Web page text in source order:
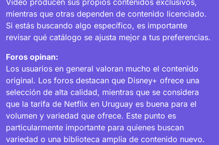
Video producen sus propios contenidos exclusivos,
mientras que otras dependen de contenido licenciado.
Si estás buscando algo específico, es importante
revisar qué catálogo se ajusta mejor a tus preferencias.
Foros opinan:
Los usuarios en general valoran mucho el contenido
original. Los foros destacan que Disney+ ofrece una
selección de alta calidad, mientras que se considera
que la tarifa de Netflix en Uruguay es buena para el
volumen y variedad que ofrece. Este punto es
particularmente importante para quienes buscan
variedad o una biblioteca amplia de contenido nuevo.